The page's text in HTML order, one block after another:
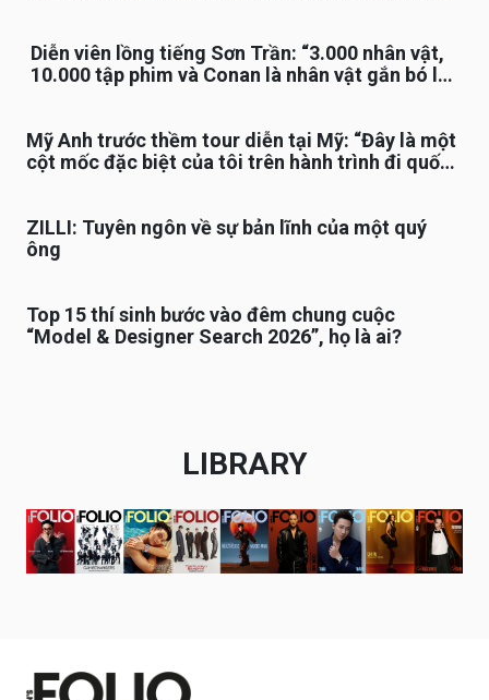
Diễn viên lồng tiếng Sơn Trần: “3.000 nhân vật,
10.000 tập phim và Conan là nhân vật gắn bó lâu
Mỹ Anh trước thềm tour diễn tại Mỹ: “Đây là một
cột mốc đặc biệt của tôi trên hành trình đi quốc
ZILLI: Tuyên ngôn về sự bản lĩnh của một quý
ông
Top 15 thí sinh bước vào đêm chung cuộc
“Model & Designer Search 2026”, họ là ai?
LIBRARY